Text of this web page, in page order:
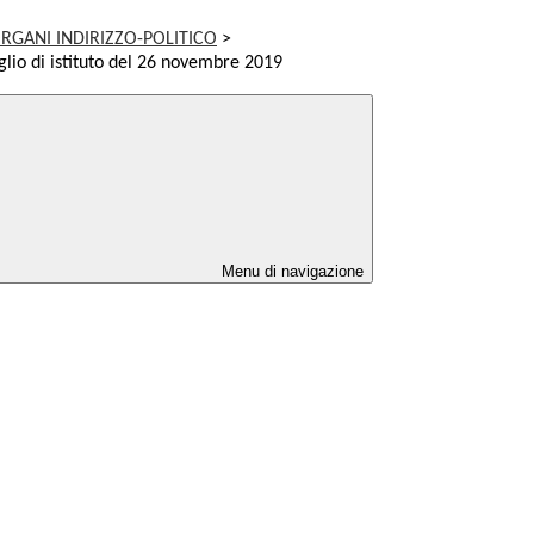
INDIRIZZO-POLITICO >
di istituto del 26 novembre 2019
Menu di navigazione